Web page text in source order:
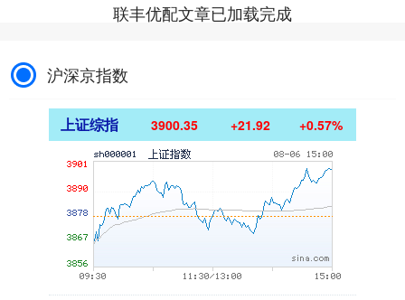
联丰优配文章已加载完成
沪深京指数
上证综指 3900.35 +21.92 +0.57%